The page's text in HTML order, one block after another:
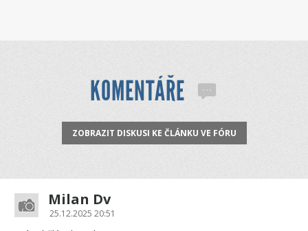
KOMENTÁŘE
ZOBRAZIT DISKUSI KE ČLÁNKU VE FÓRU
Milan Dv
25.12.2025 20:51